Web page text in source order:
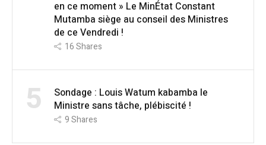
en ce moment » Le MinÉtat Constant
Mutamba siège au conseil des Ministres
de ce Vendredi !
16Shares
5
Sondage : Louis Watum kabamba le
Ministre sans tâche, plébiscité !
9Shares